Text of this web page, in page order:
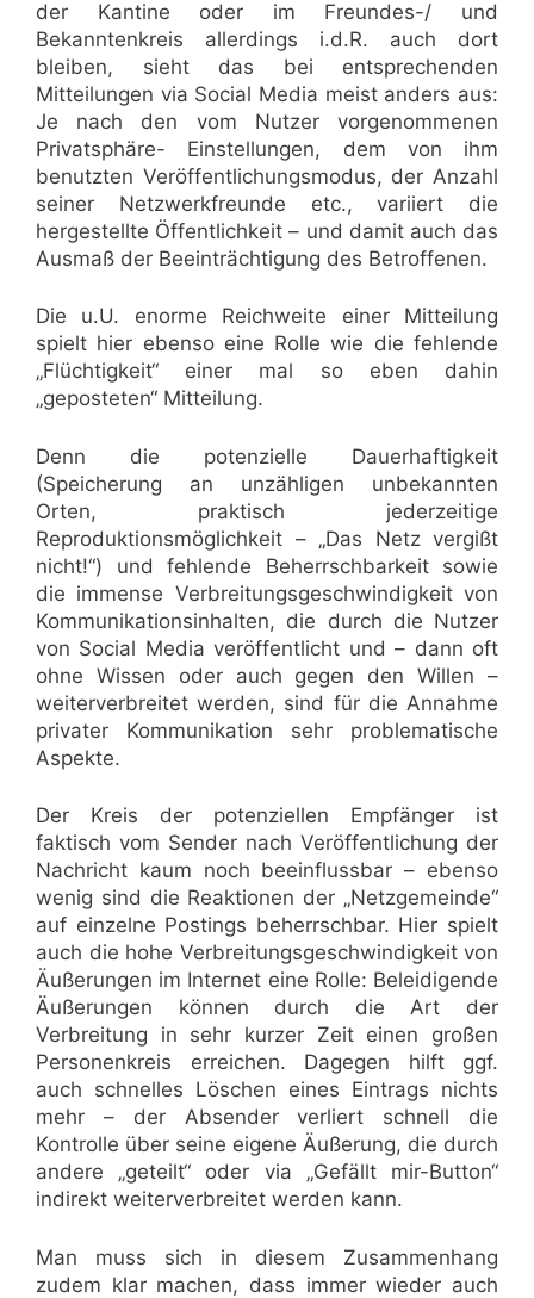
der Kantine oder im Freundes-/ und
Bekanntenkreis allerdings i.d.R. auch dort
bleiben, sieht das bei entsprechenden
Mitteilungen via Social Media meist anders aus:
Je nach den vom Nutzer vorgenommenen
Privatsphäre- Einstellungen, dem von ihm
benutzten Veröffentlichungsmodus, der Anzahl
seiner Netzwerkfreunde etc., variiert die
hergestellte Öffentlichkeit – und damit auch das
Ausmaß der Beeinträchtigung des Betroffenen.
Die u.U. enorme Reichweite einer Mitteilung
spielt hier ebenso eine Rolle wie die fehlende
„Flüchtigkeit“ einer mal so eben dahin
„geposteten“ Mitteilung.
Denn die potenzielle Dauerhaftigkeit
(Speicherung an unzähligen unbekannten
Orten, praktisch jederzeitige
Reproduktionsmöglichkeit – „Das Netz vergißt
nicht!“) und fehlende Beherrschbarkeit sowie
die immense Verbreitungsgeschwindigkeit von
Kommunikationsinhalten, die durch die Nutzer
von Social Media veröffentlicht und – dann oft
ohne Wissen oder auch gegen den Willen –
weiterverbreitet werden, sind für die Annahme
privater Kommunikation sehr problematische
Aspekte.
Der Kreis der potenziellen Empfänger ist
faktisch vom Sender nach Veröffentlichung der
Nachricht kaum noch beeinflussbar – ebenso
wenig sind die Reaktionen der „Netzgemeinde“
auf einzelne Postings beherrschbar. Hier spielt
auch die hohe Verbreitungsgeschwindigkeit von
Äußerungen im Internet eine Rolle: Beleidigende
Äußerungen können durch die Art der
Verbreitung in sehr kurzer Zeit einen großen
Personenkreis erreichen. Dagegen hilft ggf.
auch schnelles Löschen eines Eintrags nichts
mehr – der Absender verliert schnell die
Kontrolle über seine eigene Äußerung, die durch
andere „geteilt“ oder via „Gefällt mir-Button“
indirekt weiterverbreitet werden kann.
Man muss sich in diesem Zusammenhang
zudem klar machen, dass immer wieder auch